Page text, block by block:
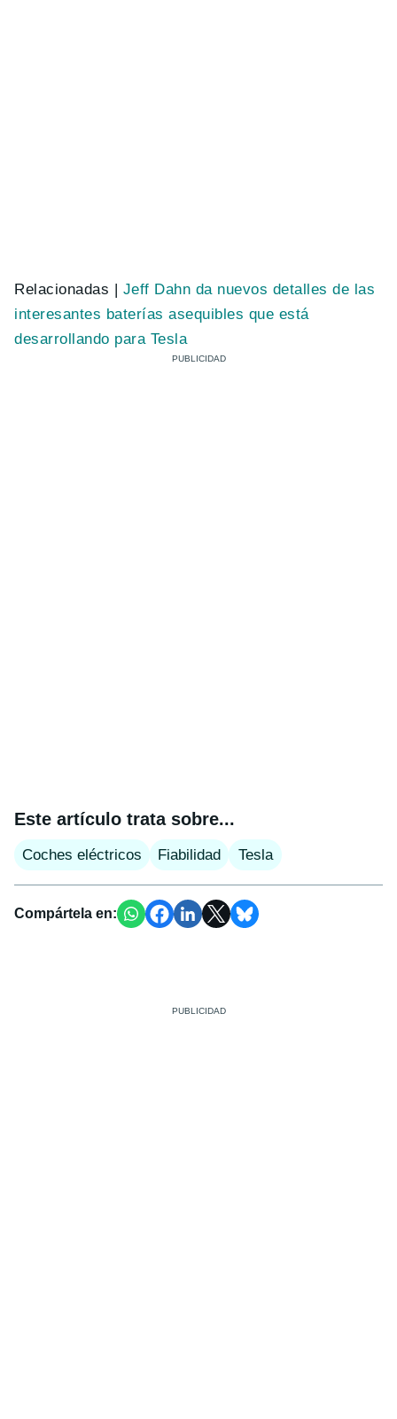
Relacionadas | Jeff Dahn da nuevos detalles de las
interesantes baterías asequibles que está
desarrollando para Tesla
Este artículo trata sobre...
Coches eléctricos Fiabilidad Tesla
Compártela en: